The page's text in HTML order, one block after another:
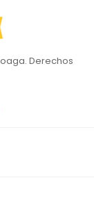
Derechos